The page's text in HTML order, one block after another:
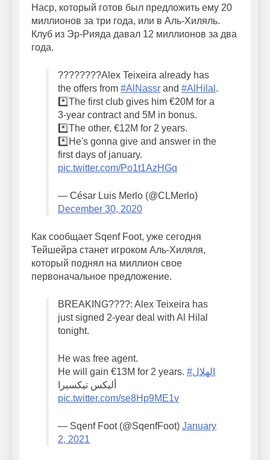
Наср, который готов был предложить ему 20
миллионов за три года, или в Аль-Хиляль.
Клуб из Эр-Рияда давал 12 миллионов за два
года.
????????Alex Teixeira already has
the offers from #AlNassr and #AlHilal .
*️⃣The first club gives him €20M for a
3-year contract and 5M in bonus.
*️⃣The other, €12M for 2 years.
*️⃣He's gonna give and answer in the
first days of january.
pic.twitter.com/Po1t1AzHGq
— César Luis Merlo (@CLMerlo)
December 30, 2020
Как сообщает Sqenf Foot, уже сегодня
Тейшейра станет игроком Аль-Хиляля,
который поднял на миллион свое
первоначальное предложение.
BREAKING????: Alex Teixeira has
just signed 2-year deal with Al Hilal
tonight.
He was free agent.
He will gain €13M for 2 years.
#الهلال
أليكس تيكسيرا
pic.twitter.com/se8Hp9ME1v
— Sqenf Foot (@SqenfFoot) January
2, 2021